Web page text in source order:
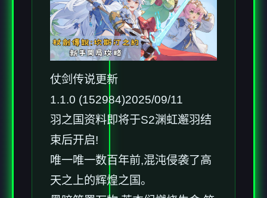
仗剑传说更新
1.1.0 (152984)2025/09/11
羽之国资料即将于S2渊虹邂羽结
束后开启!
唯一唯一数百年前,混沌侵袭了高
天之上的辉煌之国。